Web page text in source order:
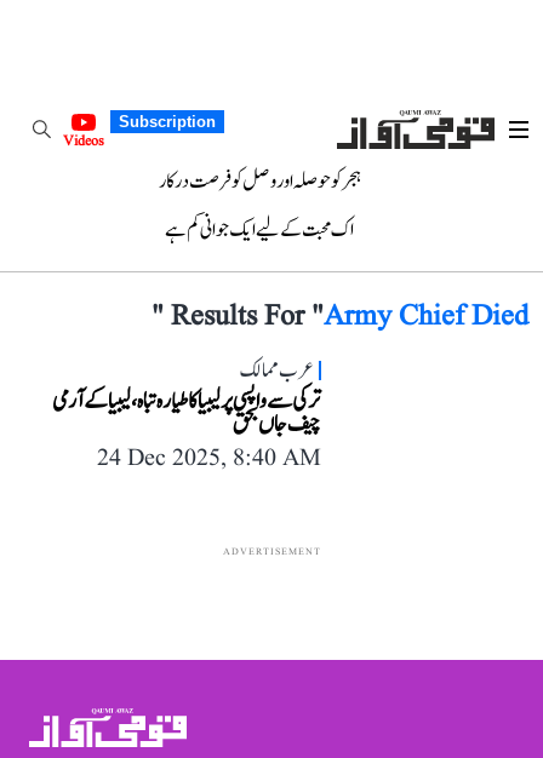
Subscription
Videos
ہجر کو حوصلہ اور وصل کو فرصت درکار
اک محبت کے لیے ایک جوانی کم ہے
Results For "Army Chief Died
"
عرب ممالک
ترکی سے واپسی پر لیبیا کا طیارہ تباہ، لیبیا کے آرمی
چیف جاں بحق
24 Dec 2025, 8:40 AM
ADVERTISEMENT